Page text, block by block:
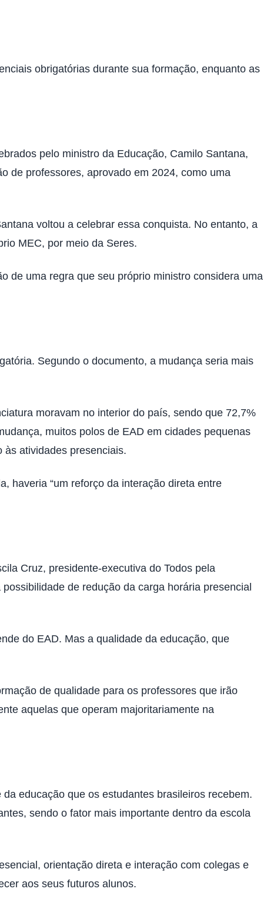
obrigatórias durante sua formação, enquanto as
pelo ministro da Educação, Camilo Santana,
de professores, aprovado em 2024, como uma
voltou a celebrar essa conquista. No entanto, a
MEC, por meio da Seres.
de uma regra que seu próprio ministro considera uma
Segundo o documento, a mudança seria mais
moravam no interior do país, sendo que 72,7%
muitos polos de EAD em cidades pequenas
às atividades presenciais.
haveria “um reforço da interação direta entre
Cruz, presidente-executiva do Todos pela
de redução da carga horária presencial
do EAD. Mas a qualidade da educação, que
de qualidade para os professores que irão
aquelas que operam majoritariamente na
educação que os estudantes brasileiros recebem.
sendo o fator mais importante dentro da escola
orientação direta e interação com colegas e
aos seus futuros alunos.